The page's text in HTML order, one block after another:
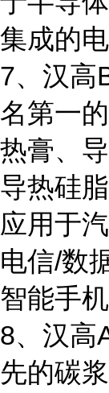
集成的电
7、汉高
名第一
热膏、
导热硅
应用于
电信/数
智能手机
8、汉高
先的碳